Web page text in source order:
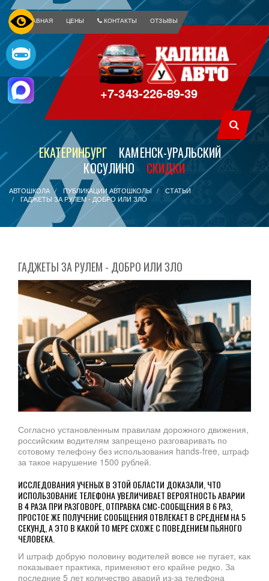
ГЛАВНАЯ ЦЕНЫ КОНТАКТЫ ОТЗЫВЫ
+7-343-226-89-39
ЕКАТЕРИНБУРГ
КАМЕНСК-УРАЛЬСКИЙ
КОСУЛИНО
СКИДКИ
АВТОШКОЛА ПУБЛИКАЦИИ АВТОШКОЛЫ
СТАТЬИ
ГАДЖЕТЫ ЗА РУЛЕМ - ДОБРО ИЛИ ЗЛО
ГАДЖЕТЫ ЗА РУЛЕМ - ДОБРО ИЛИ ЗЛО
Согласно установленным правилам дорожного движения,
российским водителям запрещено разговаривать по
сотовому телефону без использования hands-free, штраф
за такое нарушение 1500 рублей.
ИССЛЕДОВАНИЯ УЧЕНЫХ В ЭТОЙ ОБЛАСТИ ДОКАЗАЛИ, ЧТО
ИСПОЛЬЗОВАНИЕ ТЕЛЕФОНА УВЕЛИЧИВАЕТ ВЕРОЯТНОСТЬ АВАРИИ
В 4 РАЗА ПРИ РАЗГОВОРЕ, ОТПРАВКА СМС-СООБЩЕНИЯ В 6 РАЗ,
ПРОСТОЕ ЖЕ ПОЛУЧЕНИЕ СООБЩЕНИЯ ОТВЛЕКАЕТ В СРЕДНЕМ НА 5
СЕКУНД, А ЭТО В КАКОЙ ТО МЕРЕ СХОЖЕ С ПОВЕДЕНИЕМ ПЬЯНОГО
ЧЕЛОВЕКА.
И штраф добрую половину водителей вовсе не пугает, как
показывает практика, применяют его крайне редко. За
последние 5 лет количество аварий из-за телефона